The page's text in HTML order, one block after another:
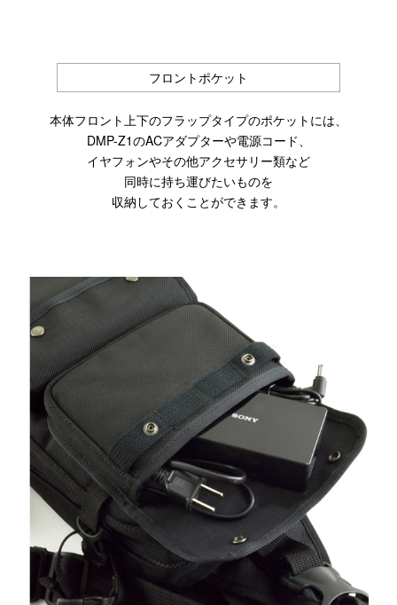
フロントポケット
本体フロント上下のフラップタイプのポケットには、
DMP-Z1のACアダプターや電源コード、
イヤフォンやその他アクセサリー類など
同時に持ち運びたいものを
収納しておくことができます。